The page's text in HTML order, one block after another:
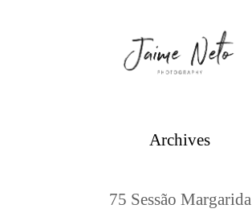
Archives
75 Sessão Margarida